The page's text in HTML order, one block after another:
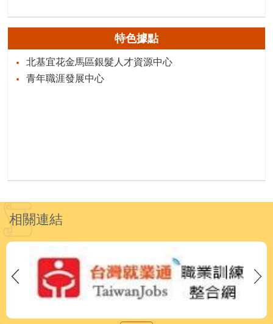
特色據點
北基宜花金馬區銀髮人才資源中心
青年職涯發展中心
相關連結